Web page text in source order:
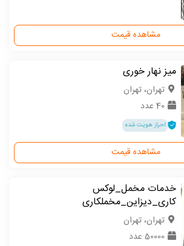
مشاهده قیمت
میز نهار خوری
تهران، تهران
40 عدد
احراز هویت شده
مشاهده قیمت
خدمات مخمل_لوکس
کاری_دیزاین_مخملکاری
تهران، تهران
50000 عدد